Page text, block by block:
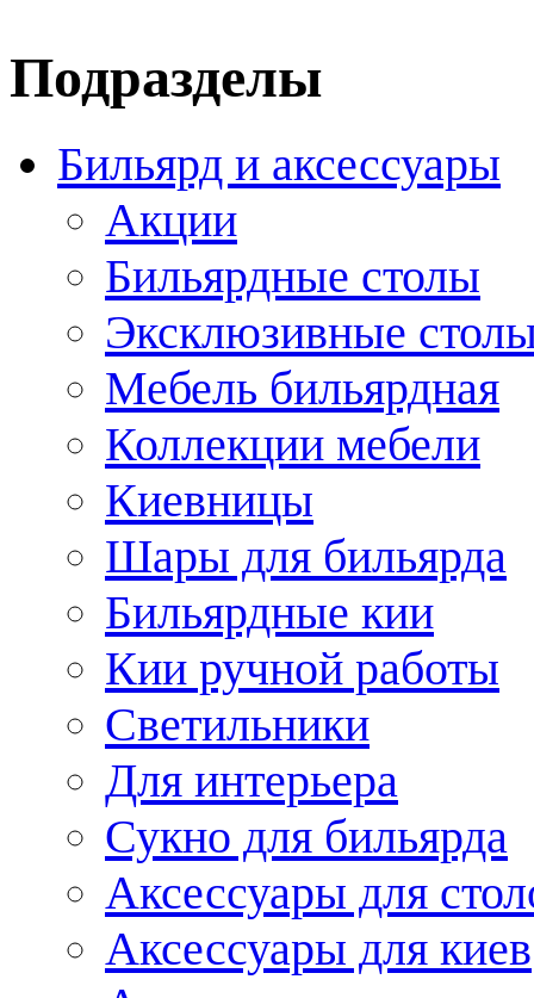
Подразделы
Бильярд и аксессуары
Акции
Бильярдные столы
Эксклюзивные
Мебель бильярдная
Коллекции мебели
Киевницы
Шары для бильярда
Бильярдные кии
Кии ручной работы
Светильники
Для интерьера
Сукно для бильярда
Аксессуары для
Аксессуары для киев